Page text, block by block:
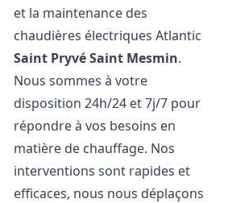
et la maintenance des
chaudières électriques Atlantic
Saint Pryvé Saint Mesmin.
Nous sommes à votre
disposition 24h/24 et 7j/7 pour
répondre à vos besoins en
matière de chauffage. Nos
interventions sont rapides et
efficaces, nous nous déplaçons